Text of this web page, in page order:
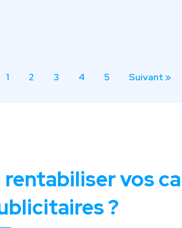
1 2 3 4 5 Suivant »
vos
?